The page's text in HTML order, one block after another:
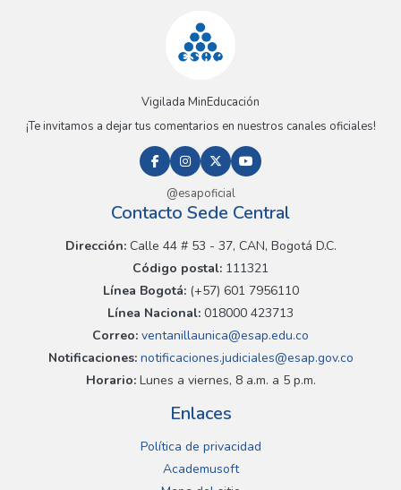
Vigilada MinEducación
¡Te invitamos a dejar tus comentarios en nuestros canales oficiales!
@esapoficial
Contacto Sede Central
Dirección:Calle 44 # 53 - 37, CAN, Bogotá D.C.
Código postal: 111321
Línea Bogotá:(+57) 601 7956110
Línea Nacional: 018000 423713
Correo: ventanillaunica@esap.edu.co
Notificaciones:notificaciones.judiciales@esap.gov.co
Horario:Lunes a viernes, 8 a.m. a 5 p.m.
Enlaces
Política de privacidad
Academusoft